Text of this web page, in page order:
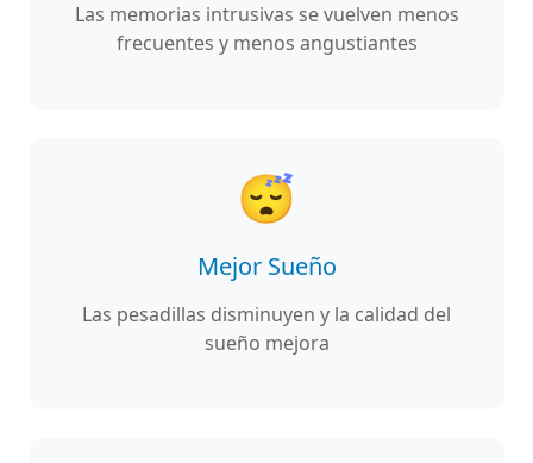
Las memorias intrusivas se vuelven menos
frecuentes y menos angustiantes
😴
Mejor Sueño
Las pesadillas disminuyen y la calidad del
sueño mejora